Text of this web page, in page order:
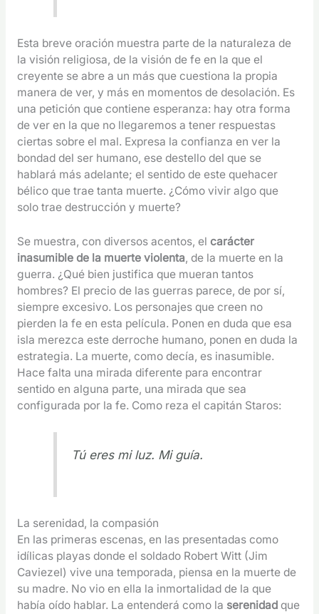
Esta breve oración muestra parte de la naturaleza de
la visión religiosa, de la visión de fe en la que el
creyente se abre a un más que cuestiona la propia
manera de ver, y más en momentos de desolación. Es
una petición que contiene esperanza: hay otra forma
de ver en la que no llegaremos a tener respuestas
ciertas sobre el mal. Expresa la confianza en ver la
bondad del ser humano, ese destello del que se
hablará más adelante; el sentido de este quehacer
bélico que trae tanta muerte. ¿Cómo vivir algo que
solo trae destrucción y muerte?
Se muestra, con diversos acentos, el carácter
inasumible de la muerte violenta, de la muerte en la
guerra. ¿Qué bien justifica que mueran tantos
hombres? El precio de las guerras parece, de por sí,
siempre excesivo. Los personajes que creen no
pierden la fe en esta película. Ponen en duda que esa
isla merezca este derroche humano, ponen en duda la
estrategia. La muerte, como decía, es inasumible.
Hace falta una mirada diferente para encontrar
sentido en alguna parte, una mirada que sea
configurada por la fe. Como reza el capitán Staros:
Tú eres mi luz. Mi guía.
La serenidad, la compasión
En las primeras escenas, en las presentadas como
idílicas playas donde el soldado Robert Witt (Jim
Caviezel) vive una temporada, piensa en la muerte de
su madre. No vio en ella la inmortalidad de la que
había oído hablar. La entenderá como la serenidad que